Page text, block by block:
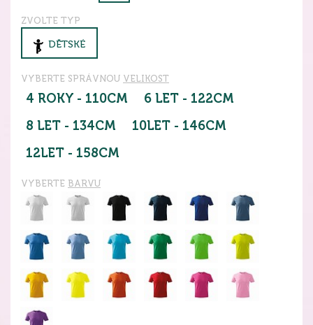
ZVOLTE TYP
DĚTSKÉ
VYBERTE SPRÁVNOU VELIKOST
4 ROKY - 110CM
6 LET - 122CM
8 LET - 134CM
10LET - 146CM
12LET - 158CM
VYBERTE BARVU